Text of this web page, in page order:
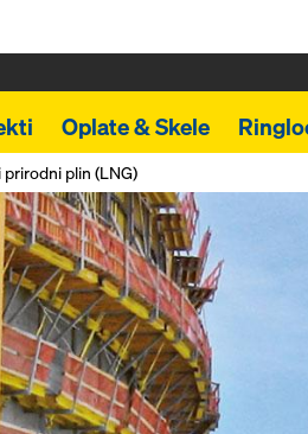
Oplate & Skele
plin (LNG)